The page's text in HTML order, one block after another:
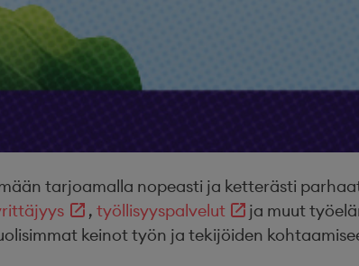
tarjoamalla nopeasti ja ketterästi
, työllisyyspalvelut ja muut
keinot työn ja tekijöiden